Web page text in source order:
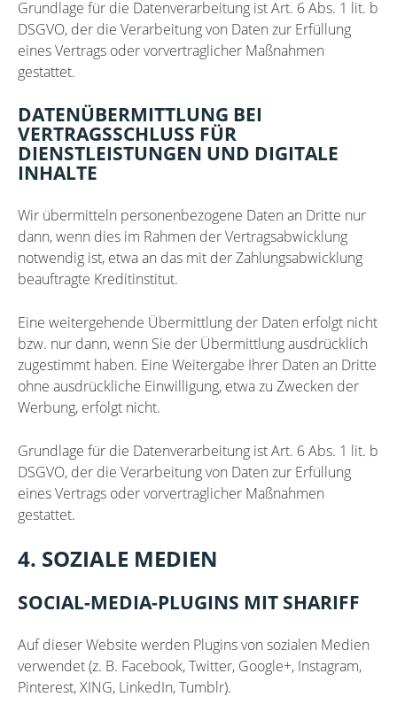
Grundlage für die Datenverarbeitung ist Art. 6 Abs. 1 lit. b
DSGVO, der die Verarbeitung von Daten zur Erfüllung
eines Vertrags oder vorvertraglicher Maßnahmen
gestattet.
DATENÜBERMITTLUNG BEI
VERTRAGSSCHLUSS FÜR
DIENSTLEISTUNGEN UND DIGITALE
INHALTE
Wir übermitteln personenbezogene Daten an Dritte nur
dann, wenn dies im Rahmen der Vertragsabwicklung
notwendig ist, etwa an das mit der Zahlungsabwicklung
beauftragte Kreditinstitut.
Eine weitergehende Übermittlung der Daten erfolgt nicht
bzw. nur dann, wenn Sie der Übermittlung ausdrücklich
zugestimmt haben. Eine Weitergabe Ihrer Daten an Dritte
ohne ausdrückliche Einwilligung, etwa zu Zwecken der
Werbung, erfolgt nicht.
Grundlage für die Datenverarbeitung ist Art. 6 Abs. 1 lit. b
DSGVO, der die Verarbeitung von Daten zur Erfüllung
eines Vertrags oder vorvertraglicher Maßnahmen
gestattet.
4. SOZIALE MEDIEN
SOCIAL-MEDIA-PLUGINS MIT SHARIFF
Auf dieser Website werden Plugins von sozialen Medien
verwendet (z. B. Facebook, Twitter, Google+, Instagram,
Pinterest, XING, LinkedIn, Tumblr).